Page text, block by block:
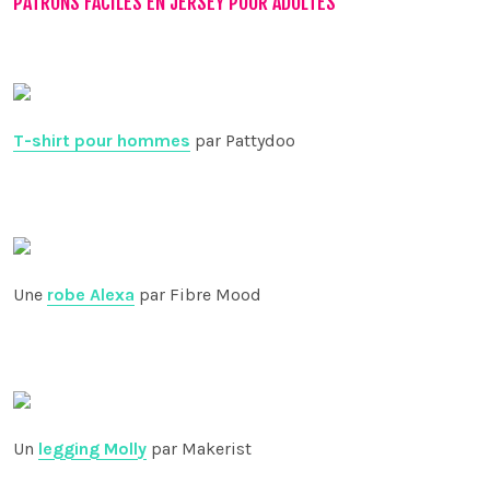
T-shirt pour hommes par Pattydoo
Une robe Alexa par Fibre Mood
Un legging Molly par Makerist